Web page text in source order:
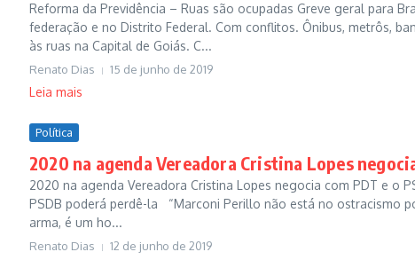
Reforma da Previdência – Ruas são ocupadas Greve geral para
federação e no Distrito Federal. Com conflitos. Ônibus, metrôs,
às ruas na Capital de Goiás. C...
Renato Dias 15 de junho de 2019
Leia mais
Política
2020 na agenda Vereadora Cristina Lopes
2020 na agenda Vereadora Cristina Lopes negocia com PDT e o
PSDB poderá perdê-la “Marconi Perillo não está no ostracismo
arma, é um ho...
Renato Dias 12 de junho de 2019